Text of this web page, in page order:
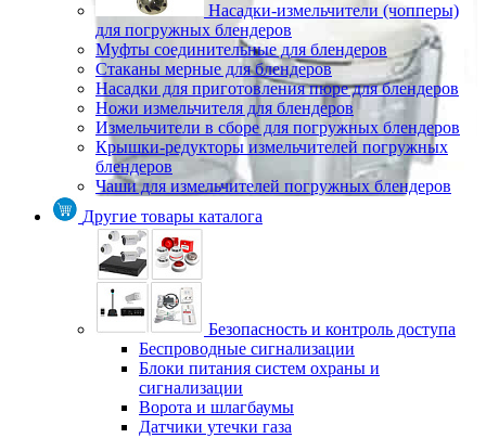
Насадки-измельчители (чопперы)
для погружных блендеров
Муфты соединительные для блендеров
Стаканы мерные для блендеров
Насадки для приготовления пюре для блендеров
Ножи измельчителя для блендеров
Измельчители в сборе для погружных блендеров
Крышки-редукторы измельчителей погружных
блендеров
Чаши для измельчителей погружных блендеров
Другие товары каталога
Безопасность и контроль доступа
Беспроводные сигнализации
Блоки питания систем охраны и
сигнализации
Ворота и шлагбаумы
Датчики утечки газа